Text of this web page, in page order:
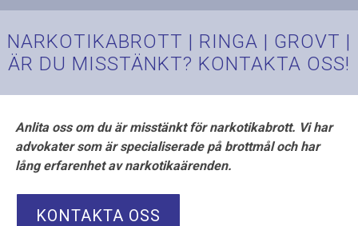
NARKOTIKABROTT | RINGA | GROVT |
ÄR DU MISSTÄNKT? KONTAKTA OSS!
Anlita oss om du är misstänkt för narkotikabrott. Vi har
advokater som är specialiserade på brottmål och har
lång erfarenhet av narkotikaärenden.
KONTAKTA OSS